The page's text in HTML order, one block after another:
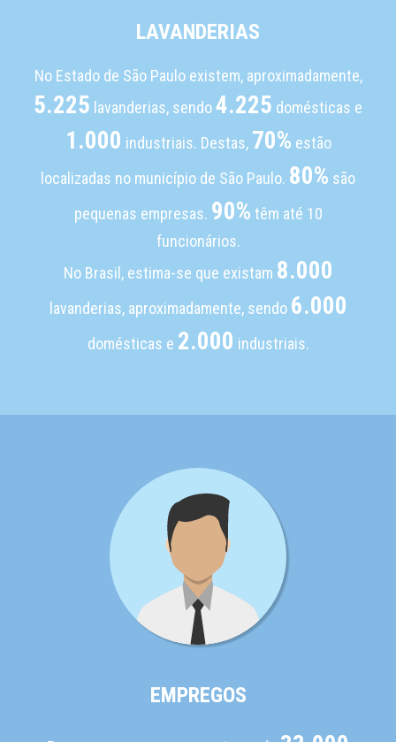
LAVANDERIAS
No Estado de São Paulo existem, aproximadamente,
5.225 lavanderias, sendo4.225 domésticas e
1.000 industriais. Destas, 70% estão
localizadas no município de São Paulo. 80% são
pequenas empresas. 90% têm até 10
funcionários.
No Brasil, estima-se que existam 8.000
lavanderias, aproximadamente, sendo 6.000
domésticas e 2.000 industriais.
EMPREGOS